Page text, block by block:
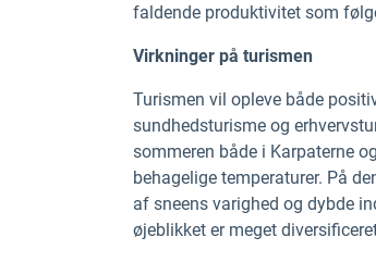
faldende produktivitet som
Virkninger på turismen
Turismen vil opleve både
sundhedsturisme og
sommeren både i Karpaterne
behagelige temperaturer. På
af sneens varighed og dybde
øjeblikket er meget